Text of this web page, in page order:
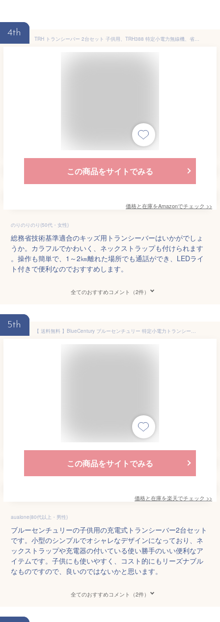
4th
TRH トランシーバー 2台セット 子供用、TRH388 特定小電力無線機、省電力、ハンズフリー（VOX）機能、操作が簡単、大人と子供が使用できます、総務省技術基準適合商品技適
この商品をサイトでみる
価格と在庫をAmazonでチェック >>
のりのりのり(50代・女性)
総務省技術基準適合のキッズ用トランシーバーはいかがでしょ
うか。カラフルでかわいく、ネックストラップも付けられます
。操作も簡単で、1～2㎞離れた場所でも通話ができ、LEDライ
ト付きで便利なのでおすすめします。
全てのおすすめコメント（2件）
5th
【 送料無料 】BlueCentury ブルーセンチュリー 特定小電力トランシーバー BC-20 Chanty （シャンティ） 超小型 2台セット 充電器・ベルトクリップ等付属 充電式 インカム おもちゃ 子供 プロ 無線機【 トランシーバー 1年保証つき】
この商品をサイトでみる
価格と在庫を楽天でチェック >>
aualone(80代以上・男性)
ブルーセンチュリーの子供用の充電式トランシーバー2台セット
です。小型のシンプルでオシャレなデザインになっており、ネ
ックストラップや充電器の付いている使い勝手のいい便利なア
イテムです。子供にも使いやすく、コスト的にもリーズナブル
なものですので、良いのではないかと思います。
全てのおすすめコメント（2件）